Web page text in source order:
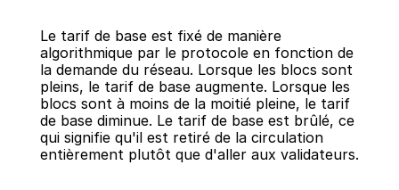
Le tarif de base est fixé de manière
algorithmique par le protocole en fonction de
la demande du réseau. Lorsque les blocs sont
pleins, le tarif de base augmente. Lorsque les
blocs sont à moins de la moitié pleine, le tarif
de base diminue. Le tarif de base est brûlé, ce
qui signifie qu'il est retiré de la circulation
entièrement plutôt que d'aller aux validateurs.